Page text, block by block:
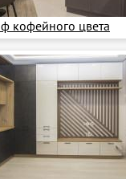
кофейного цвета